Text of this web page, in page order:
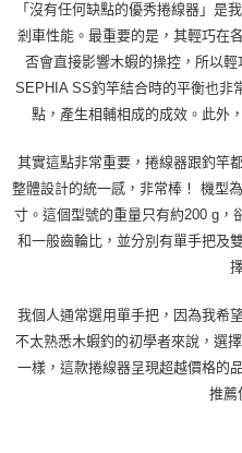
「沒有任何缺點的優秀捲線器」是
剎車性能。最重要的是，其輕巧在
否會直接影響木蝦的操控，所以
SEPHIA SS釣竿結合時的平衡也非
點，產生相輔相成的成效。此外
其實這點非常重要，捲線器跟釣竿
整體設計的統一感，非常棒！ 機型
寸。這個型號的重量只有約200 g，
和一般齒輪比，並分別有單手把及
我個人通常選用單手把，因為我希
不太熟悉木蝦釣的初學者來說，選
一樣，這款捲線器呈現超越價格的
推薦